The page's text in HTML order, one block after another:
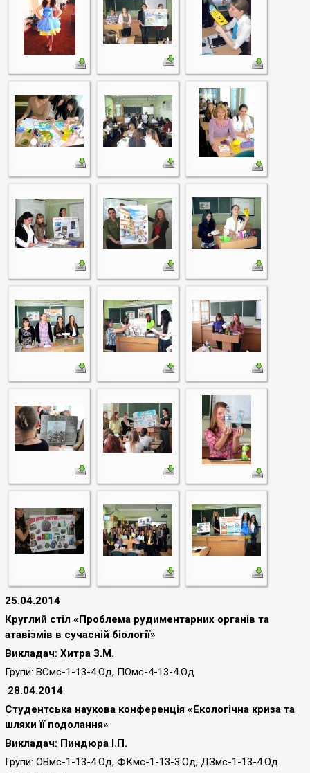
25.04.2014
Круглий стіл «Проблема рудиментарних органів та
атавізмів в сучасній біології»
Викладач: Хитра З.М.
Групи: ВСмс-1-13-4.Од, ПОмс-4-13-4.Од
28.04.2014
Студентська наукова конференція «Екологічна криза та
шляхи її подолання»
Викладач: Пиндюра І.П.
Групи: ОВмс-1-13-4.Од, ФКмс-1-13-3.Од, ДЗмс-1-13-4.Од